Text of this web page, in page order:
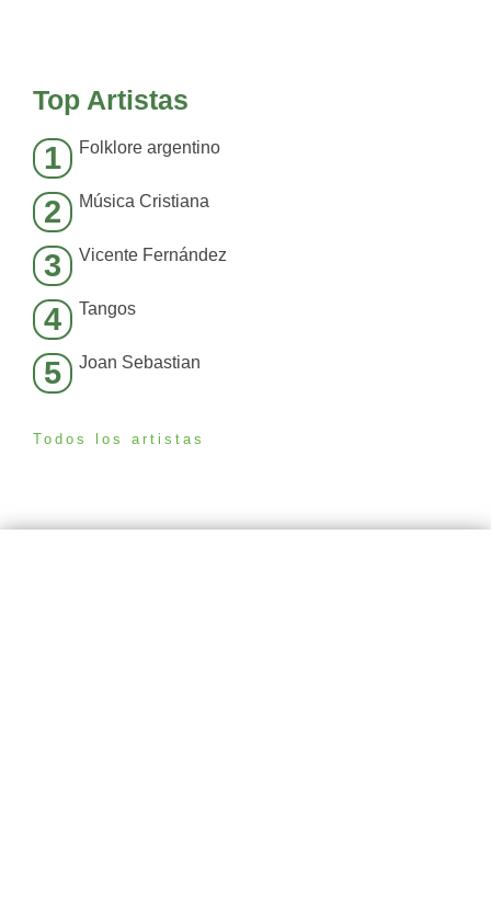
Top Artistas
1 Folklore argentino
2 Música Cristiana
3 Vicente Fernández
4 Tangos
5 Joan Sebastian
Todos los artistas